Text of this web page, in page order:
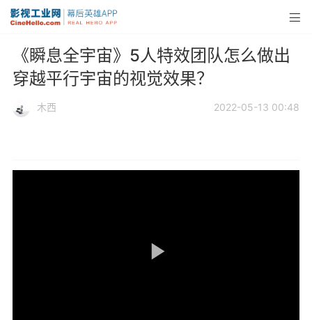
《瞬息全宇宙》5人特效团队怎么做出
穿越平行宇宙的视觉效果？
木西 2022-05-13 00:48